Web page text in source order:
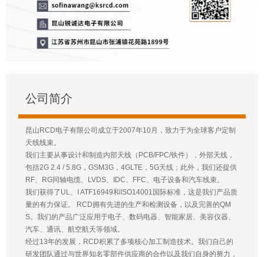
公司简介
昆山RCD电子有限公司成立于2007年10月，致力于为全球客户定制
天线线束。
我们主要从事设计和制造内部天线（PCB/FPC/铁件），外部天线，
包括2G 2.4 / 5.8G，GSM3G，4GLTE，5G天线；此外，我们还提供
RF、RG同轴电缆、LVDS、IDC、FFC、电子设备和汽车线束。
我们获得了UL、I ATF16949和ISO14001国际标准，这是我们产品质
量的有力保证。 RCD拥有先进的生产和检测设备，以及完善的QM
S。我们的产品广泛应用于电子、数码电器、智能家居、美容仪器、
汽车、通讯、航空航天等领域。
经过13年的发展，RCD积累了多项核心加工制造技术。我们自己的
研发团队通过与世界知名零部件供应商的合作以及我们自身的努力，